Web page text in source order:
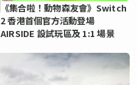
《集合啦！動物森友會》Switch
2 香港首個官方活動登場
AIRSIDE 設試玩區及 1:1 場景